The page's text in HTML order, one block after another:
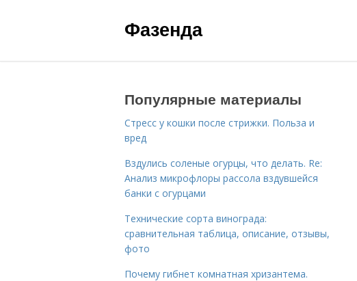
Фазенда
Популярные материалы
Стресс у кошки после стрижки. Польза и
вред
Вздулись соленые огурцы, что делать. Re:
Анализ микрофлоры рассола вздувшейся
банки с огурцами
Технические сорта винограда:
сравнительная таблица, описание, отзывы,
фото
Почему гибнет комнатная хризантема.